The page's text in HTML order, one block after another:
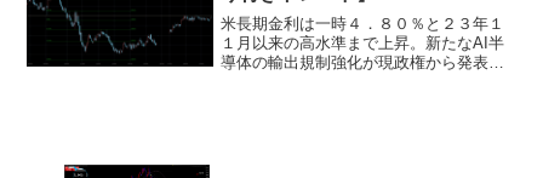
米長期金利は一時４．８０％と２３年１
１月以来の高水準まで上昇。新たなAI半
導体の輸出規制強化が現政権から発表さ